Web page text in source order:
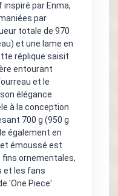
par Enma,
par
totale de 970
et une lame en
réplique saisit
entourant
et le
élégance
à la conception
700 g (950 g
également en
émoussé est
ornementales,
et les fans
'One Piece'.